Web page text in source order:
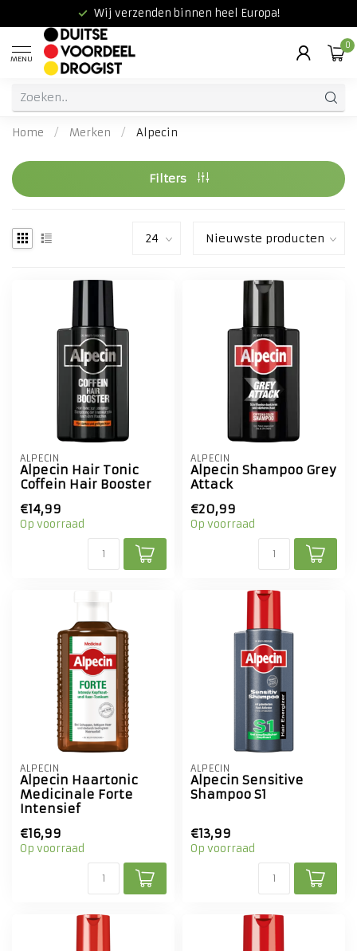
Wij verzenden binnen heel Europa!
MENU
0
Home / Merken / Alpecin
Filters
ALPECIN
Alpecin Hair Tonic
Coffein Hair Booster
€14,99
Op voorraad
ALPECIN
Alpecin Shampoo Grey
Attack
€20,99
Op voorraad
ALPECIN
Alpecin Haartonic
Medicinale Forte
Intensief
€16,99
Op voorraad
ALPECIN
Alpecin Sensitive
Shampoo S1
€13,99
Op voorraad